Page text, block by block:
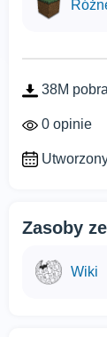
38M
0 opinie
Zasoby
Wiki